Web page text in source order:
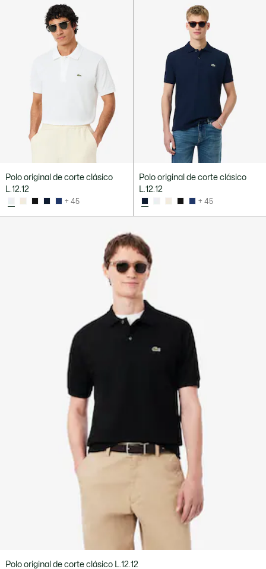
Polo original de corte clásico
L.12.12
+ 45
Polo original de corte clásico
L.12.12
+ 45
Polo original de corte clásico L.12.12